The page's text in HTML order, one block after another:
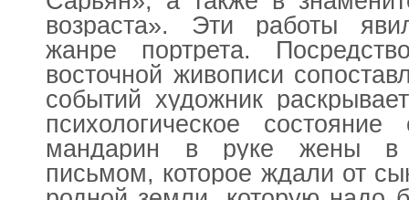
возраста». Эти работы
жанре портрета.
восточной живописи
событий художник
психологическое
мандарин в руке жены в
письмом, которое ждали от